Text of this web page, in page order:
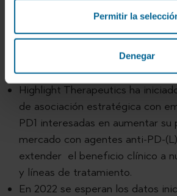
Permitir la
Denegar
El inicio de un estudio pivotal de
melanoma metastásico en 2ª
para 2022 tras las
reguladoras de Estados Unidos
Highlight Therapeutics ha
de asociación estratégica con
PD1 interesadas en aumentar
mercado con agentes anti-PD-
extender el beneficio clínico a
y líneas de tratamiento.
En 2022 se esperan los datos